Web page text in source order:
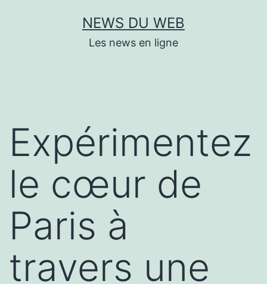
NEWS DU WEB
Les news en ligne
Expérimentez
le cœur de
Paris à
travers une